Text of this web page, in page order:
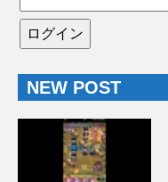
NEW POST